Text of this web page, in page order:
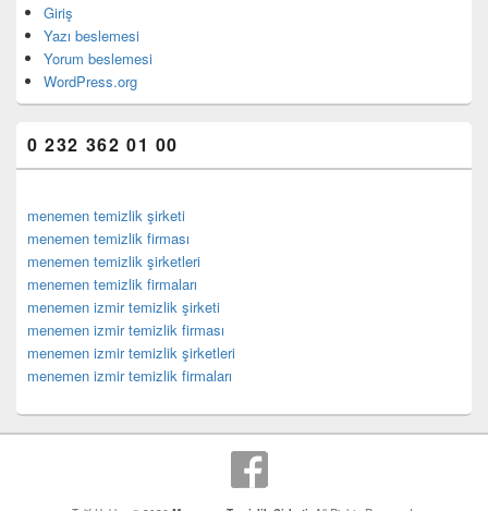
Giriş
Yazı beslemesi
Yorum beslemesi
WordPress.org
0 232 362 01 00
menemen temizlik şirketi
menemen temizlik firması
menemen temizlik şirketleri
menemen temizlik firmaları
menemen izmir temizlik şirketi
menemen izmir temizlik firması
menemen izmir temizlik şirketleri
menemen izmir temizlik firmaları